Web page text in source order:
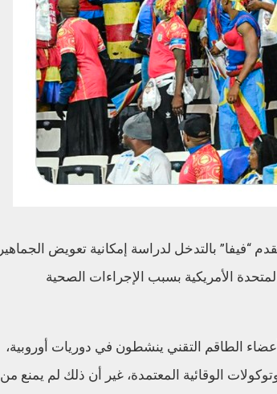
“فيفا” بالتدخل لدراسة إمكانية تعويض الجماهير
الأمريكية بسبب الإجراءات الصحية
الطاقم التقني ينشطون في دوريات أوروبية،
الوقائية المعتمدة، غير أن ذلك لم يمنع من